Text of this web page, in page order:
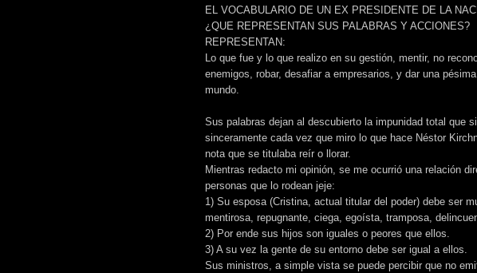
EL VOCABULARIO DE UN EX PRESIDENTE DE LA
¿QUE REPRESENTAN SUS PALABRAS Y ACCIONES?
REPRESENTAN:
Lo que fue y lo que realizo en su gestión, mentir, no
enemigos, robar, desafiar a empresarios, y dar una
mundo.
Sus palabras dejan al descubierto la impunidad total que
sinceramente cada vez que miro lo que hace Néstor
nota que se titulaba reír o llorar.
Mientras redacto mi opinión, se me ocurrió una relación
personas que lo rodean jeje:
1) Su esposa (Cristina, actual titular del poder) debe ser
mentirosa, repugnante, ciega, egoísta, tramposa,
2) Por ende sus hijos son iguales o peores que ellos.
3) A su vez la gente de su entorno debe ser igual a ellos.
Sus ministros, a simple vista se puede percibir que no